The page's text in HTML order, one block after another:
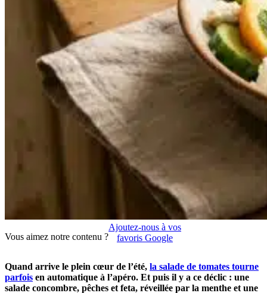
Vous aimez notre contenu ?
Ajoutez-nous à vos
favoris Google
Quand arrive le plein cœur de l’été, la salade de tomates tourne
parfois en automatique à l’apéro. Et puis il y a ce déclic : une
salade concombre, pêches et feta, réveillée par la menthe et une